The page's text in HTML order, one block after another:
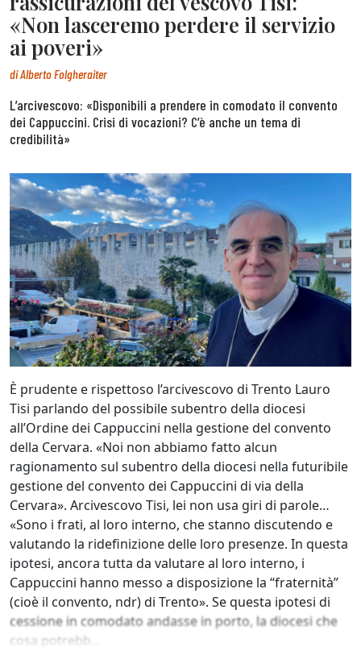
«Non lasceremo perdere il servizio
ai poveri»
diAlberto Folgheraiter
L’arcivescovo: «Disponibili a prendere in comodato il convento
dei Cappuccini. Crisi di vocazioni? C’è anche un tema di
credibilità»
È prudente e rispettoso l’arcivescovo di Trento Lauro
Tisi parlando del possibile subentro della diocesi
all’Ordine dei Cappuccini nella gestione del convento
della Cervara. «Noi non abbiamo fatto alcun
ragionamento sul subentro della diocesi nella futuribile
gestione del convento dei Cappuccini di via della
Cervara». Arcivescovo Tisi, lei non usa giri di parole…
«Sono i frati, al loro interno, che stanno discutendo e
valutando la ridefinizione delle loro presenze. In questa
ipotesi, ancora tutta da valutare al loro interno, i
Cappuccini hanno messo a disposizione la “fraternità”
(cioè il convento, ndr) di Trento». Se questa ipotesi di
cessione in comodato andasse in porto, la diocesi che
cosa potrebb...